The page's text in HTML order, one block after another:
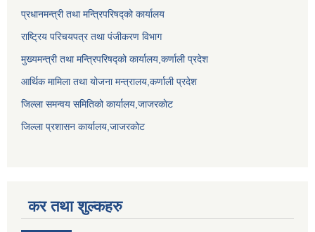
प्रधानमन्त्री तथा मन्त्रिपरिषद्को कार्यालय
राष्ट्रिय परिचयपत्र तथा पंजीकरण विभाग
मुख्यमन्त्री तथा मन्त्रिपरिषद्को कार्यालय,कर्णाली प्रदेश
आर्थिक मामिला तथा योजना मन्त्रालय,कर्णाली प्रदेश
जिल्ला समन्वय समितिको कार्यालय,जाजरकाेट
जिल्ला प्रशासन कार्यालय,जाजरकोट
कर तथा शुल्कहरु